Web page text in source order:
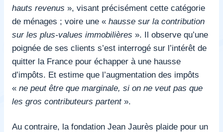
hauts revenus », visant précisément cette catégorie
de ménages ; voire une « hausse sur la contribution
sur les plus-values immobilières ». Il observe qu’une
poignée de ses clients s’est interrogé sur l’intérêt de
quitter la France pour échapper à une hausse
d’impôts. Et estime que l’augmentation des impôts
« ne peut être que marginale, si on ne veut pas que
les gros contributeurs partent».
Au contraire, la fondation Jean Jaurès plaide pour un